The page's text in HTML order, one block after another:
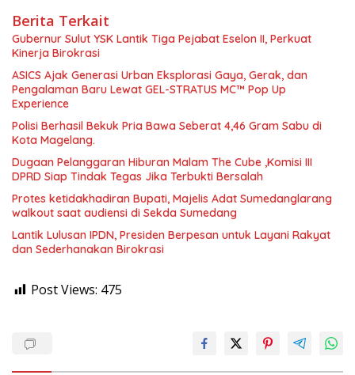
Berita Terkait
Gubernur Sulut YSK Lantik Tiga Pejabat Eselon II, Perkuat
Kinerja Birokrasi
ASICS Ajak Generasi Urban Eksplorasi Gaya, Gerak, dan
Pengalaman Baru Lewat GEL-STRATUS MC™ Pop Up
Experience
Polisi Berhasil Bekuk Pria Bawa Seberat 4,46 Gram Sabu di
Kota Magelang.
Dugaan Pelanggaran Hiburan Malam The Cube ,Komisi III
DPRD Siap Tindak Tegas Jika Terbukti Bersalah
Protes ketidakhadiran Bupati, Majelis Adat Sumedanglarang
walkout saat audiensi di Sekda Sumedang
Lantik Lulusan IPDN, Presiden Berpesan untuk Layani Rakyat
dan Sederhanakan Birokrasi
Post Views: 475